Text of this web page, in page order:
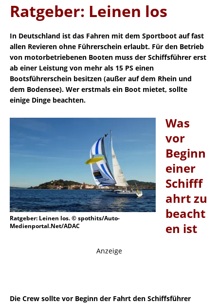
Ratgeber: Leinen los
In Deutschland ist das Fahren mit dem Sportboot auf fast
allen Revieren ohne Führerschein erlaubt. Für den Betrieb
von motorbetriebenen Booten muss der Schiffsführer erst
ab einer Leistung von mehr als 15 PS einen
Bootsführerschein besitzen (außer auf dem Rhein und
dem Bodensee). Wer erstmals ein Boot mietet, sollte
einige Dinge beachten.
Ratgeber: Leinen los. © spothits/Auto-
Medienportal.Net/ADAC
Was
vor
Beginn
einer
Schifff
ahrt zu
beacht
en ist
Anzeige
Die Crew sollte vor Beginn der Fahrt den Schiffsführer